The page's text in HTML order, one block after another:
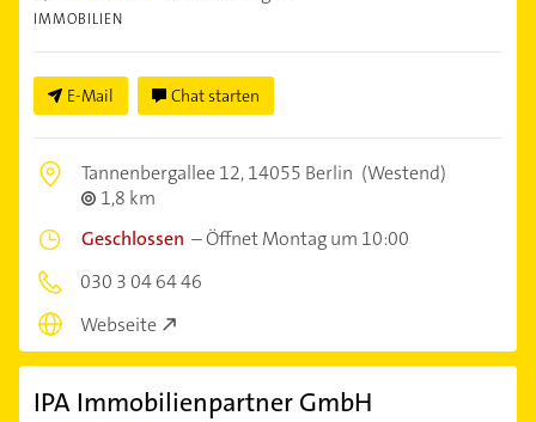
IMMOBILIEN
E-Mail Chat starten
Tannenbergallee 12,14055 Berlin (Westend)
1,8 km
Geschlossen –Öffnet Montag um 10:00
030 3 04 64 46
Webseite
IPA Immobilienpartner GmbH